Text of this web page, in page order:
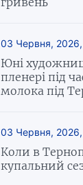
03 Червня,
Юні
пленері під
молока під
03 Червня,
Коли в
купальний